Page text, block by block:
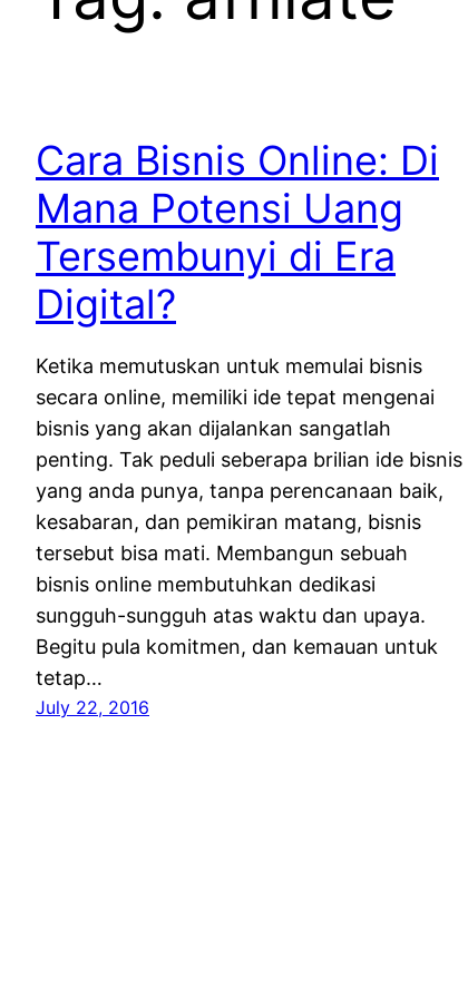
Cara Bisnis Online: Di
Mana Potensi Uang
Tersembunyi di Era
Digital?
Ketika memutuskan untuk memulai bisnis
secara online, memiliki ide tepat mengenai
bisnis yang akan dijalankan sangatlah
penting. Tak peduli seberapa brilian ide bisnis
yang anda punya, tanpa perencanaan baik,
kesabaran, dan pemikiran matang, bisnis
tersebut bisa mati. Membangun sebuah
bisnis online membutuhkan dedikasi
sungguh-sungguh atas waktu dan upaya.
Begitu pula komitmen, dan kemauan untuk
tetap…
July 22, 2016